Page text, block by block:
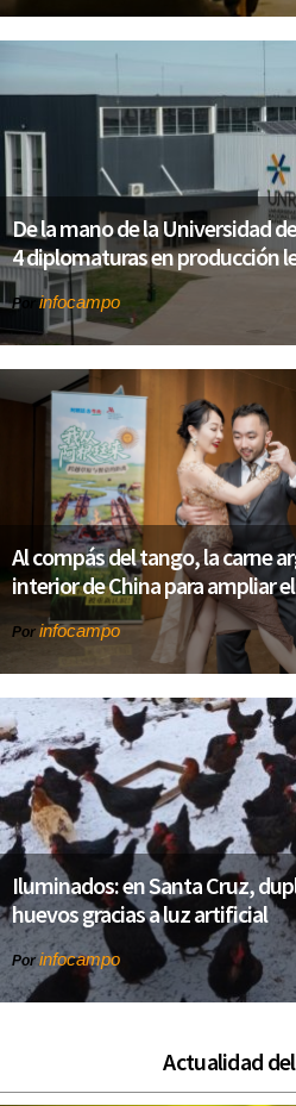
De la mano de la Universidad
4 diplomaturas en producción
Por infocampo
Al compás del tango, la carne
interior de China para ampliar
Por infocampo
Iluminados: en Santa Cruz,
huevos gracias a luz artificial
Porinfocampo
Actualidad